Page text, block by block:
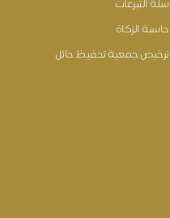
سلة التبرعات
حاسبة الزكاة
ترخيص جمعية تحفيظ حائل